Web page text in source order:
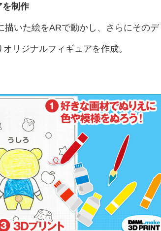
を制作
いた絵をARで動かし、さらにそのデ
リジナルフィギュアを作成。